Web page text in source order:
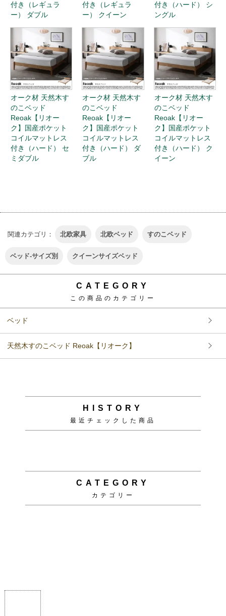
付き（レギュラ
ー） ダブル
付き（レギュラ
ー） クイーン
付き（ハード） シ
ングル
オーク材 天然木す
のこベッド
Reoak【リオー
ク】国産ポケット
コイルマットレス
付き（ハード） セ
ミダブル
オーク材 天然木す
のこベッド
Reoak【リオー
ク】国産ポケット
コイルマットレス
付き（ハード） ダ
ブル
オーク材 天然木す
のこベッド
Reoak【リオー
ク】国産ポケット
コイルマットレス
付き（ハード） ク
イーン
関連カテゴリ： 北欧家具 北欧ベッド すのこベッド
ベッド-サイズ別 クイーンサイズベッド
CATEGORY
この商品のカテゴリー
ベッド
天然木すのこベッド Reoak【リオーク】
HISTORY
最近チェックした商品
CATEGORY
カテゴリー